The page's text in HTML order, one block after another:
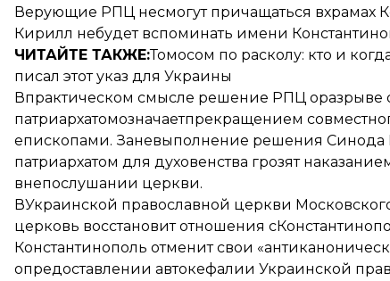
Верующие РПЦ несмогут причащаться вхрамах
Кирилл небудет вспоминать имени
ЧИТАЙТЕ ТАКЖЕ:Томосом по расколу: кто и
писал этот указ для Украины
Впрактическом смысле решение РПЦ оразрыве
патриархатомозначаетпрекращением
епископами. Заневыполнение решения
патриархатом для духовенства грозят
внепослушании церкви.
ВУкраинской православной церкви
церковь восстановит отношения
Константинополь отменит свои
опредоставлении автокефалии Украинской